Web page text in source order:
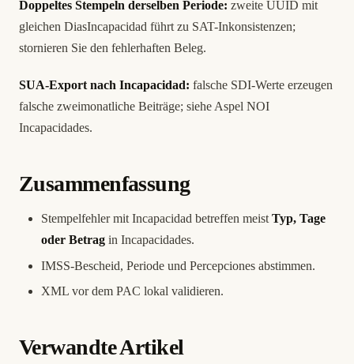
Doppeltes Stempeln derselben Periode: zweite UUID mit
gleichen DiasIncapacidad führt zu SAT-Inkonsistenzen;
stornieren Sie den fehlerhaften Beleg.
SUA-Export nach Incapacidad: falsche SDI-Werte erzeugen
falsche zweimonatliche Beiträge; siehe Aspel NOI
Incapacidades.
Zusammenfassung
Stempelfehler mit Incapacidad betreffen meist Typ, Tage
oder Betrag in Incapacidades.
IMSS-Bescheid, Periode und Percepciones abstimmen.
XML vor dem PAC lokal validieren.
Verwandte Artikel